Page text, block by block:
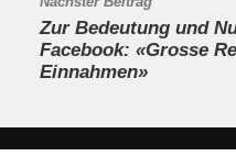
Zur Bedeutung und
Facebook: «Grosse
Einnahmen»